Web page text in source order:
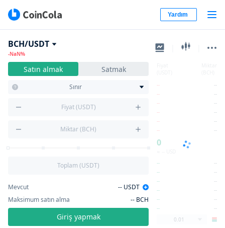
Yardım
BCH/USDT
-NaN%
Satın almak Satmak
Sınır
Fiyat (USDT)
Miktar (BCH)
Toplam (USDT)
Mevcut -- USDT
Maksimum satın alma
-- BCH
Giriş yapmak
--
--
--
--
--
--
--
--
--
--
--
--
0
--
--
--
--
--
--
--
--
--
--
--
--
0.01